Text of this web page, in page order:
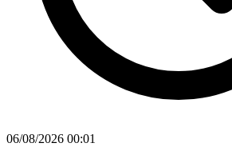
06/08/2026 00:01